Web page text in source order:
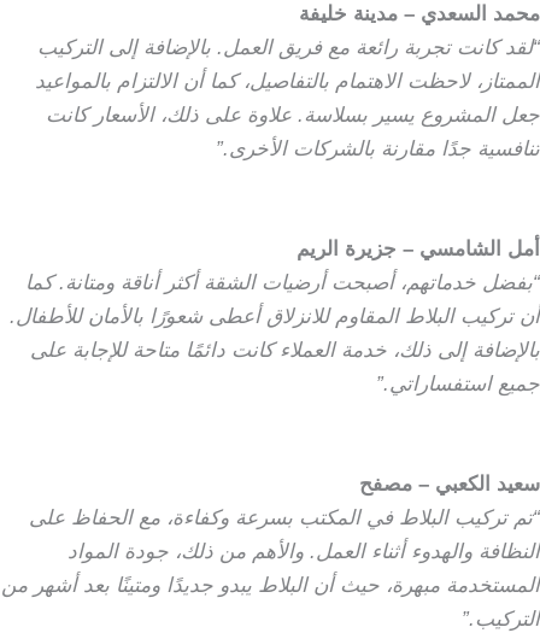
محمد السعدي – مدينة خليفة
“لقد كانت تجربة رائعة مع فريق العمل. بالإضافة إلى التركيب
الممتاز، لاحظت الاهتمام بالتفاصيل، كما أن الالتزام بالمواعيد
جعل المشروع يسير بسلاسة. علاوة على ذلك، الأسعار كانت
تنافسية جدًا مقارنة بالشركات الأخرى.”
أمل الشامسي – جزيرة الريم
“بفضل خدماتهم، أصبحت أرضيات الشقة أكثر أناقة ومتانة. كما
أن تركيب البلاط المقاوم للانزلاق أعطى شعورًا بالأمان للأطفال.
بالإضافة إلى ذلك، خدمة العملاء كانت دائمًا متاحة للإجابة على
جميع استفساراتي.”
سعيد الكعبي – مصفح
“تم تركيب البلاط في المكتب بسرعة وكفاءة، مع الحفاظ على
النظافة والهدوء أثناء العمل. والأهم من ذلك، جودة المواد
المستخدمة مبهرة، حيث أن البلاط يبدو جديدًا ومتينًا بعد أشهر من
التركيب.”